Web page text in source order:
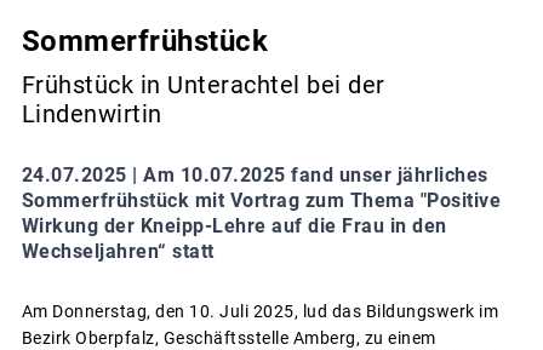
Sommerfrühstück
Frühstück in Unterachtel bei der
Lindenwirtin
24.07.2025 | Am 10.07.2025 fand unser jährliches
Sommerfrühstück mit Vortrag zum Thema "Positive
Wirkung der Kneipp-Lehre auf die Frau in den
Wechseljahren“ statt
Am Donnerstag, den 10. Juli 2025, lud das Bildungswerk im
Bezirk Oberpfalz, Geschäftsstelle Amberg, zu einem